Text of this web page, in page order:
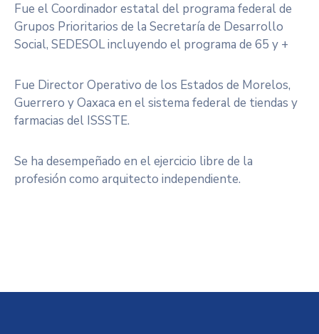
Fue el Coordinador estatal del programa federal de
Grupos Prioritarios de la Secretaría de Desarrollo
Social, SEDESOL incluyendo el programa de 65 y +
Fue Director Operativo de los Estados de Morelos,
Guerrero y Oaxaca en el sistema federal de tiendas y
farmacias del ISSSTE.
Se ha desempeñado en el ejercicio libre de la
profesión como arquitecto independiente.